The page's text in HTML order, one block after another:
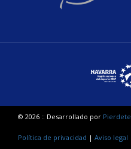
© 2026 :: Desarrollado por Pierdete
Política de privacidad | Aviso legal